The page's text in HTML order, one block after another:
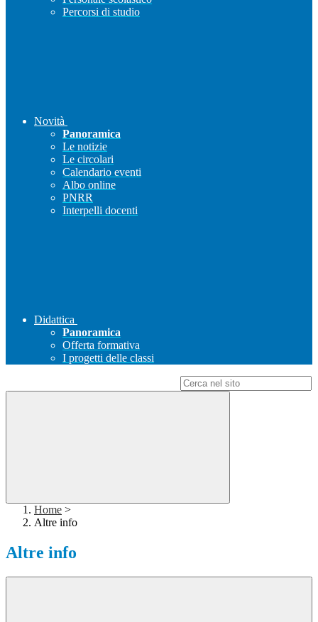
Percorsi di studio
Novità
Panoramica
Le notizie
Le circolari
Calendario eventi
Albo online
PNRR
Interpelli docenti
Didattica
Panoramica
Offerta formativa
I progetti delle classi
Home >
Altre info
Altre info